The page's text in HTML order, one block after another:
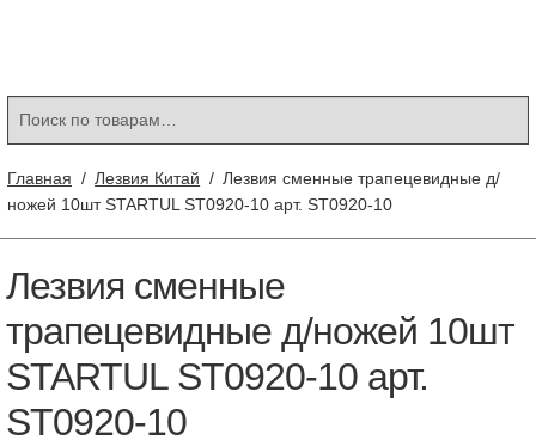
Главная / Лезвия Китай / Лезвия сменные трапецевидные д/
ножей 10шт STARTUL ST0920-10 арт. ST0920-10
Лезвия сменные
трапецевидные д/ножей 10шт
STARTUL ST0920-10 арт.
ST0920-10